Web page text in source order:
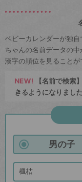
ベビーカレンダーが独
ちゃんの名前データの中
漢字の順位を見ることが
NEW! 【名前で検索
きるようになりました
男の子